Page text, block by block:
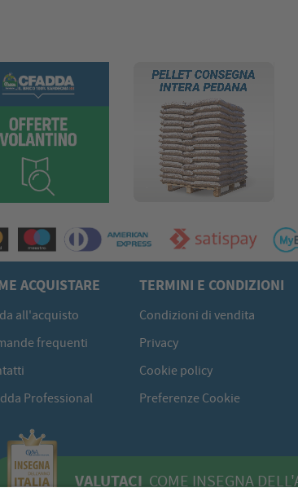
ACQUISTARE
all'acquisto
frequenti
Professional
TERMINI E CONDIZIONI
Condizioni di vendita
Privacy
Cookie policy
Preferenze Cookie
VALUTACI COME INSEGNA